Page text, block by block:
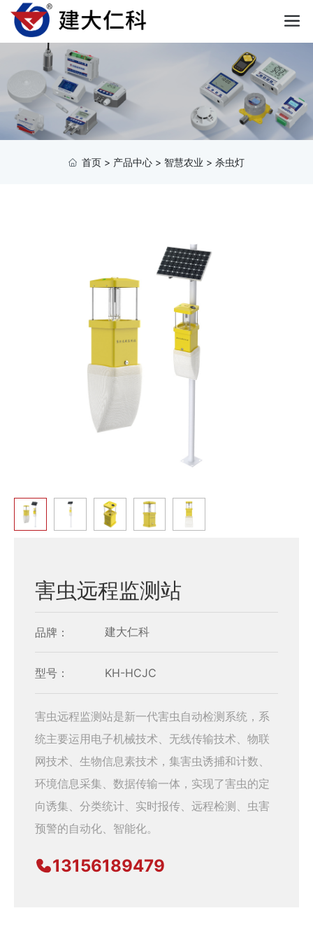
首页 > 产品中心 > 智慧农业 > 杀虫灯
害虫远程监测站
品牌： 建大仁科
型号： KH-HCJC
害虫远程监测站是新一代害虫自动检测系统，系
统主要运用电子机械技术、无线传输技术、物联
网技术、生物信息素技术，集害虫诱捕和计数、
环境信息采集、数据传输一体，实现了害虫的定
向诱集、分类统计、实时报传、远程检测、虫害
预警的自动化、智能化。
13156189479